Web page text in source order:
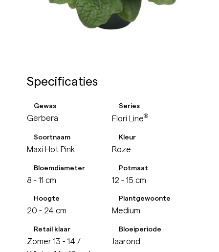
Specificaties
Gewas
Gerbera
Series
Flori Line®
Soortnaam
Maxi Hot Pink
Kleur
Roze
Bloemdiameter
8 - 11 cm
Potmaat
12 - 15 cm
Hoogte
20 - 24 cm
Plantgewoonte
Medium
Retail klaar
Zomer 13 - 14 /
Bloeiperiode
Jaarond